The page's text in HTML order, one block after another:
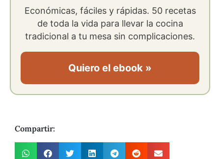
Económicas, fáciles y rápidas. 50 recetas
de toda la vida para llevar la cocina
tradicional a tu mesa sin complicaciones.
Quiero el ebook »
Compartir: